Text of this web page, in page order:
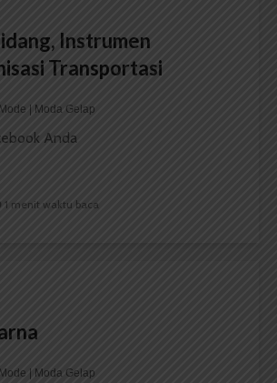
Instrumen
Transportasi
| Moda Gelap
Anda
1 menit waktu baca
| Moda Gelap